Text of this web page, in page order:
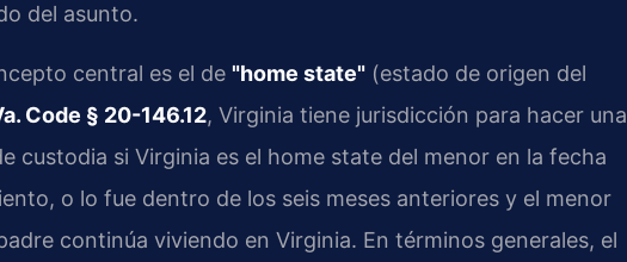
del asunto.
central es el de "home state" (estado de origen del
Code § 20-146.12, Virginia tiene jurisdicción para hacer una
custodia si Virginia es el home state del menor en la fecha
o lo fue dentro de los seis meses anteriores y el menor
continúa viviendo en Virginia. En términos generales, el